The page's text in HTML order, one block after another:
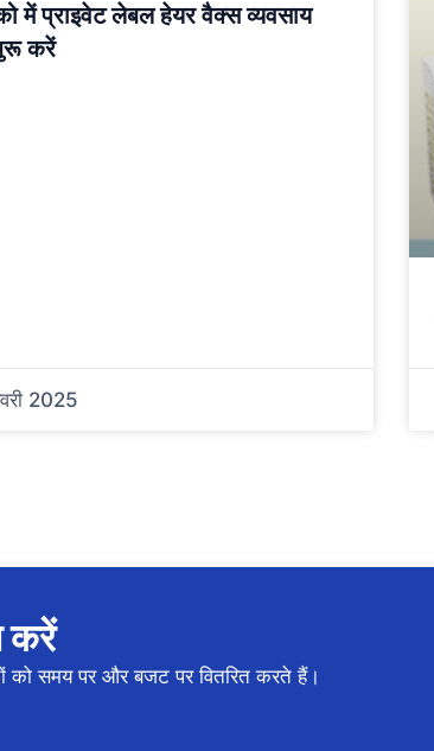
में प्राइवेट लेबल हेयर वैक्स व्यवसाय
करें
2025
करें
समय पर और बजट पर वितरित करते हैं।